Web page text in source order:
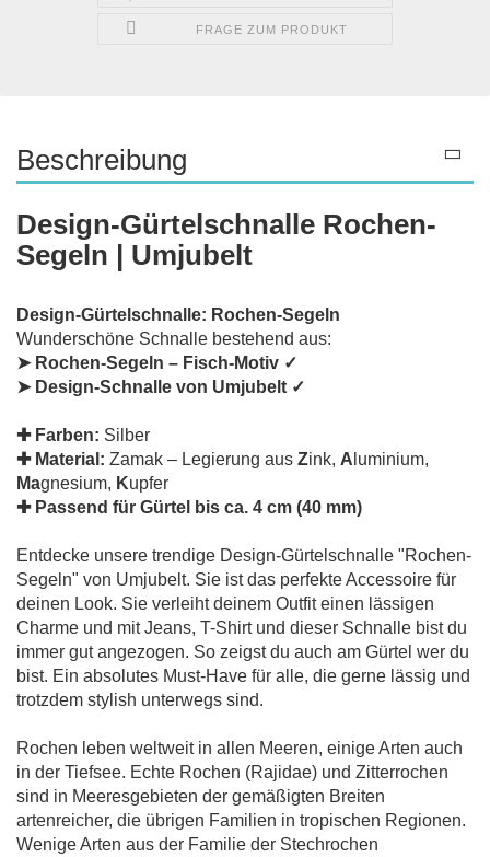
FRAGE ZUM PRODUKT
Beschreibung
Design-Gürtelschnalle Rochen-
Segeln | Umjubelt
Design-Gürtelschnalle: Rochen-Segeln
Wunderschöne Schnalle bestehend aus:
➤ Rochen-Segeln – Fisch-Motiv ✓
➤ Design-Schnalle von Umjubelt ✓
✚ Farben: Silber
✚ Material: Zamak – Legierung aus Zink, A luminium,
Magnesium, Kupfer
✚ Passend für Gürtel bis ca. 4 cm (40 mm)
Entdecke unsere trendige Design-Gürtelschnalle "Rochen-
Segeln" von Umjubelt. Sie ist das perfekte Accessoire für
deinen Look. Sie verleiht deinem Outfit einen lässigen
Charme und mit Jeans, T-Shirt und dieser Schnalle bist du
immer gut angezogen. So zeigst du auch am Gürtel wer du
bist. Ein absolutes Must-Have für alle, die gerne lässig und
trotzdem stylish unterwegs sind.
Rochen leben weltweit in allen Meeren, einige Arten auch
in der Tiefsee. Echte Rochen (Rajidae) und Zitterrochen
sind in Meeresgebieten der gemäßigten Breiten
artenreicher, die übrigen Familien in tropischen Regionen.
Wenige Arten aus der Familie der Stechrochen